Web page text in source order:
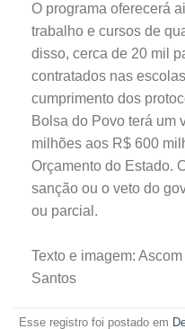
O programa oferecerá
trabalho e cursos de
disso, cerca de 20 mil
contratados nas
cumprimento dos
Bolsa do Povo terá um
milhões aos R$ 600
Orçamento do Estado.
sanção ou o veto do
ou parcial.
Texto e imagem:
Santos
Esse registro foi postado em